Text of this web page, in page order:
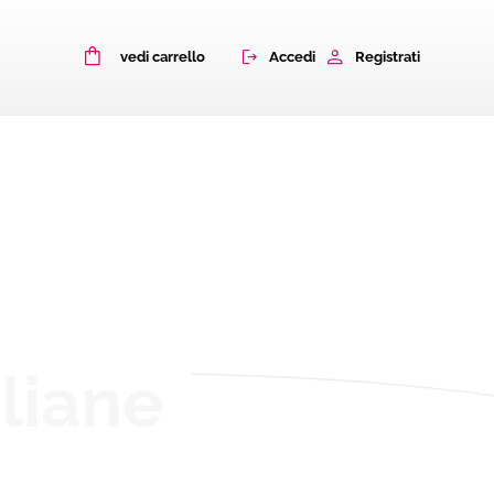
vedi carrello Accedi Registrati